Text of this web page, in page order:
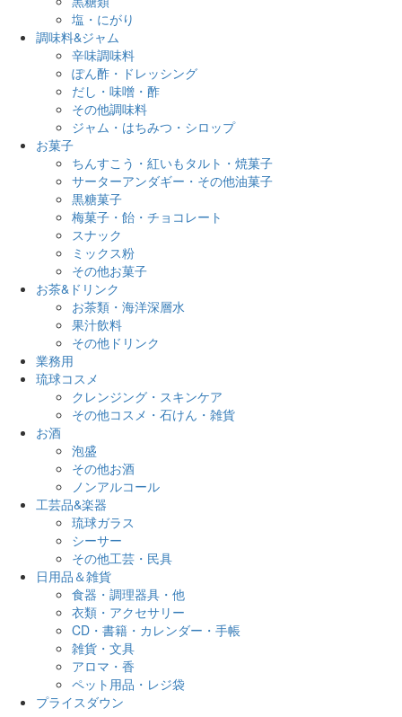
塩・にがり
調味料&ジャム
辛味調味料
ぽん酢・ドレッシング
だし・味噌・酢
その他調味料
ジャム・はちみつ・シロップ
お菓子
ちんすこう・紅いもタルト・焼菓子
サーターアンダギー・その他油菓子
黒糖菓子
梅菓子・飴・チョコレート
スナック
ミックス粉
その他お菓子
お茶&ドリンク
お茶類・海洋深層水
果汁飲料
その他ドリンク
業務用
琉球コスメ
クレンジング・スキンケア
その他コスメ・石けん・雑貨
お酒
泡盛
その他お酒
ノンアルコール
工芸品&楽器
琉球ガラス
シーサー
その他工芸・民具
日用品＆雑貨
食器・調理器具・他
衣類・アクセサリー
CD・書籍・カレンダー・手帳
雑貨・文具
アロマ・香
ペット用品・レジ袋
プライスダウン